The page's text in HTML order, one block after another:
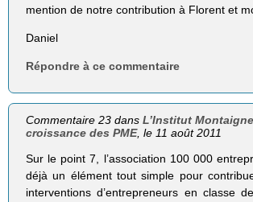
mention de notre contribution à Florent et
Daniel
Répondre à ce commentaire
Commentaire 23 dansL’Institut
croissance des PME, le 11 août 2011
Sur le point 7, l’association 100 000
déjà un élément tout simple pour
interventions d’entrepreneurs en classe